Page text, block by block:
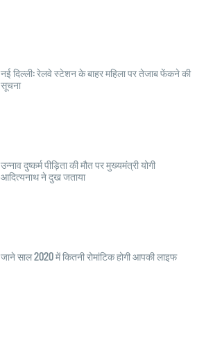
नई दिल्ली: रेलवे स्टेशन के बाहर महिला पर तेजाब फेंकने की
सूचना
उन्नाव दुष्कर्म पीड़िता की मौत पर मुख्यमंत्री योगी
आदित्यनाथ ने दुख जताया
जाने साल 2020 में कितनी रोमांटिक होगी आपकी लाइफ